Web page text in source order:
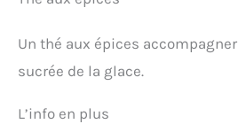
Un thé aux épices
sucrée de la glace.
L’info en plus